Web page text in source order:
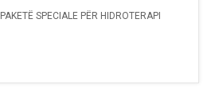
PAKETË SPECIALE PËR HIDROTERAPI